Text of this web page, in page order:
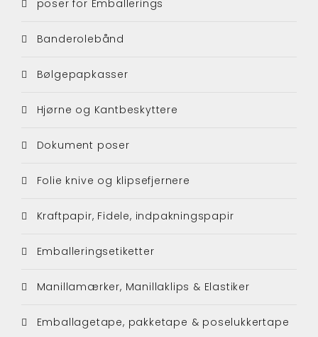
poser for Emballerings
Banderolebånd
Bølgepapkasser
Hjørne og Kantbeskyttere
Dokument poser
Folie knive og klipsefjernere
Kraftpapir, Fidele, indpakningspapir
Emballeringsetiketter
Manillamærker, Manillaklips & Elastiker
Emballagetape, pakketape & poselukkertape